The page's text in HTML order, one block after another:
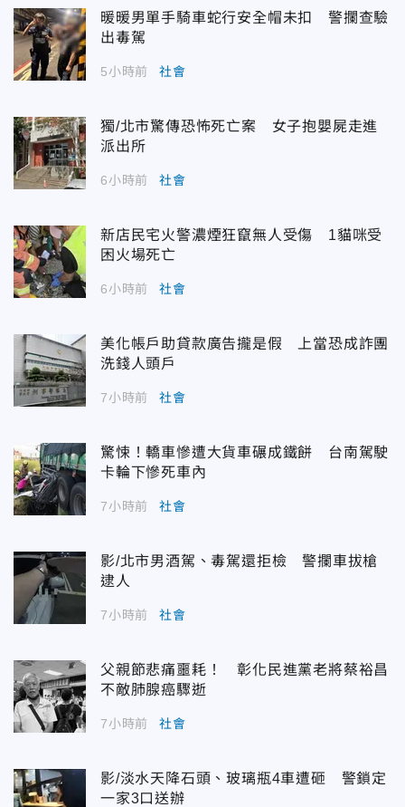
暖暖男單手騎車蛇行安全帽未扣 警攔查驗
出毒駕
5小時前 社會
獨/北市驚傳恐怖死亡案 女子抱嬰屍走進
派出所
6小時前 社會
新店民宅火警濃煙狂竄無人受傷 1貓咪受
困火場死亡
6小時前 社會
美化帳戶助貸款廣告攏是假 上當恐成詐團
洗錢人頭戶
7小時前 社會
驚悚！轎車慘遭大貨車碾成鐵餅 台南駕駛
卡輪下慘死車內
7小時前 社會
影/北市男酒駕、毒駕還拒檢 警攔車拔槍
逮人
7小時前 社會
父親節悲痛噩耗！ 彰化民進黨老將蔡裕昌
不敵肺腺癌驟逝
7小時前 社會
影/淡水天降石頭、玻璃瓶4車遭砸 警鎖定
一家3口送辦